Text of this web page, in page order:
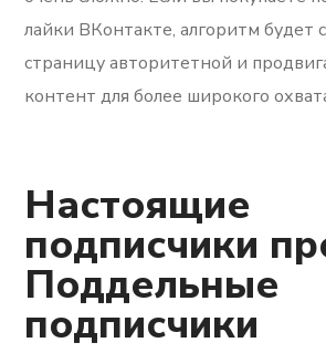
лайки ВКонтакте, алгоритм будет
страницу авторитетной и
контент для более широкого
Настоящие
подписчики
Поддельные
подписчики